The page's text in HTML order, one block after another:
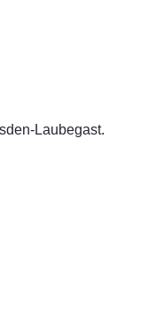
Laubegast.